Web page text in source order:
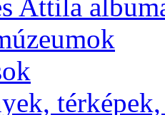
Attila